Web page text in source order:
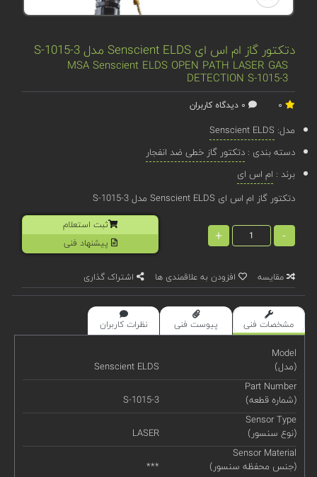
دتکتور گاز ام اس ای Senscient ELDS مدل S-1015-3
MSA Senscient ELDS OPEN PATH LASER GAS
DETECTION S-1015-3
مدل: Senscient ELDS
دسته بندی :دتکتور گاز خطی ضد انفجار
برند : ام اس ای
دتکتور گاز ام اس ای Senscient ELDS مدل S-1015-3
-
+
ثبت استعلام
پیشنهاد فنی
مقایسه افزودن به علاقمندی ها اشتراک گذاری
مشخصات فنی پیوست فنی نظرات کاربران
Model
(مدل)
Senscient ELDS
Part Number
(شماره قطعه)
S-1015-3
Sensor Type
(نوع سنسور)
LASER
Sensor Material
(جنس محفظه سنسور)
***